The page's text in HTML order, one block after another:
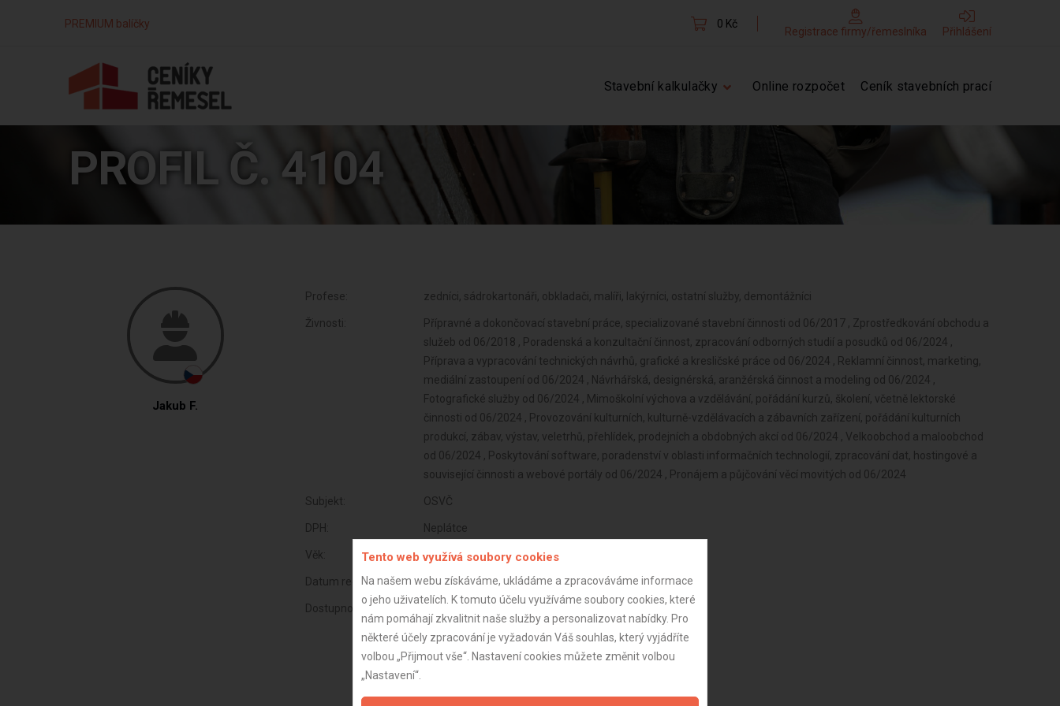
PREMIUM balíčky 0 Kč
Registrace firmy/řemeslníka Přihlášení
Stavební kalkulačky Online rozpočet Ceník stavebních prací
PROFIL Č. 4104
Jakub F.
Profese: zedníci, sádrokartonáři, obkladači, malíři, lakýrníci, ostatní služby, demontážníci
Živnosti:
Přípravné a dokončovací stavební práce, specializované stavební činnosti od 06/2017 , Zprostředkování obchodu a
služeb od 06/2018 , Poradenská a konzultační činnost, zpracování odborných studií a posudků od 06/2024 ,
Příprava a vypracování technických návrhů, grafické a kresličské práce od 06/2024 , Reklamní činnost, marketing,
mediální zastoupení od 06/2024 , Návrhářská, designérská, aranžérská činnost a modeling od 06/2024 ,
Fotografické služby od 06/2024 , Mimoškolní výchova a vzdělávání, pořádání kurzů, školení, včetně lektorské
činnosti od 06/2024 , Provozování kulturních, kulturně-vzdělávacích a zábavních zařízení, pořádání kulturních
produkcí, zábav, výstav, veletrhů, přehlídek, prodejních a obdobných akcí od 06/2024 , Velkoobchod a maloobchod
od 06/2024 , Poskytování software, poradenství v oblasti informačních technologií, zpracování dat, hostingové a
související činnosti a webové portály od 06/2024 , Pronájem a půjčování věcí movitých od 06/2024
Subjekt: OSVČ
DPH: Neplátce
Věk: 37 let
Datum registrace: 19.4.2021
Dostupnost:
Tento web využívá soubory cookies
Na našem webu získáváme, ukládáme a zpracováváme informace
o jeho uživatelích. K tomuto účelu využíváme soubory cookies, které
nám pomáhají zkvalitnit naše služby a personalizovat nabídky. Pro
některé účely zpracování je vyžadován Váš souhlas, který vyjádříte
volbou „Přijmout vše“. Nastavení cookies můžete změnit volbou
„Nastavení“.